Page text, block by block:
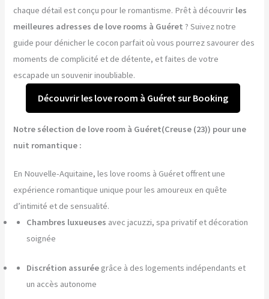
chaque détail est conçu pour le romantisme. Prêt à découvrir les
meilleures adresses de love rooms à Guéret ? Suivez notre
guide pour dénicher le cocon parfait où vous pourrez savourer des
moments de complicité et de détente, et faites de votre
escapade un souvenir inoubliable.
Découvrir les love room à Guéret sur Booking
Notre sélection de love room à Guéret(Creuse (23)) pour une
nuit romantique :
En Nouvelle-Aquitaine, les love rooms à Guéret offrent une
expérience romantique unique pour les amoureux en quête
d’intimité et de sensualité.
Chambres luxueuses avec jacuzzi, spa privatif et décoration
soignée
Discrétion assurée grâce à des logements indépendants et
un accès autonome